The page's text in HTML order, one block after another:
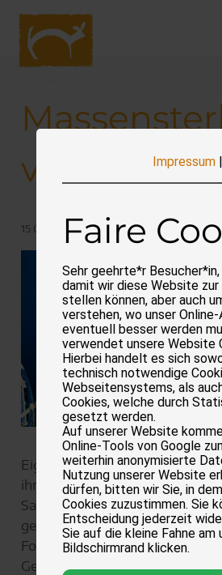
Navigation
überspringen
von
15.08.2024
Eigentlich sind Lachse
ihres Lebens hunderte
Salzwasser zurücklegen. Sie
geboren, ziehen weiter ins
Fortpflanzung wieder zurück zu
Geburtsstätte. Heutzutage lebt
Impressum |
Faire
Sehr geehrte*r Besucher*in,
damit wir diese Website
stellen können, aber auch
verstehen, wo unser
eventuell besser werden
verwendet unsere Website
Hierbei handelt es sich
technisch notwendige
Webseitensystems, als
Cookies, welche durch
gesetzt werden.
Auf unserer Website
Online-Tools von Google
weiterhin anonymisierte
Nutzung unserer Website
dürfen, bitten wir Sie, in
Cookies zuzustimmen. Sie
Entscheidung jederzeit
Sie auf die kleine Fahne am
Bildschirmrand klicken.